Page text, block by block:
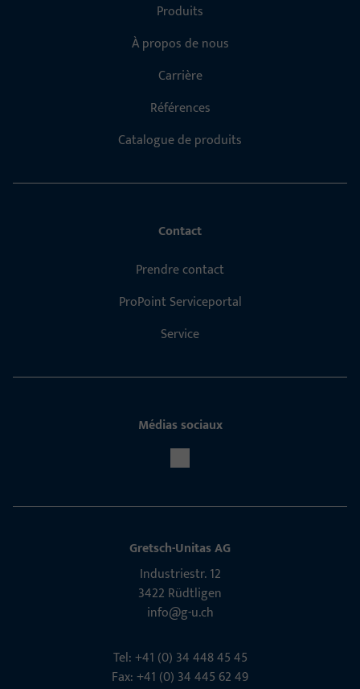
Produits
À propos de nous
Carrière
Références
Catalogue de produits
Contact
Prendre contact
ProPoint Serviceportal
Service
Médias sociaux
Gretsch-Unitas AG
Indu­s­triestr. 12
3422 Rüdt­ligen
info@g-u.ch
Tel: +41 (0) 34 448 45 45
Fax: +41 (0) 34 445 62 49